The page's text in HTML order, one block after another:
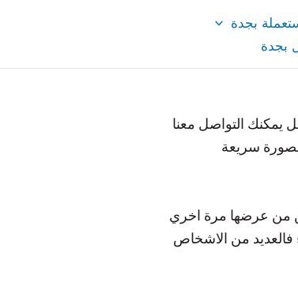
بجدة
بجدة
يمكنك التواصل معنا
سريعة
من عرضها مرة اخري
فالعديد من الاشخاص